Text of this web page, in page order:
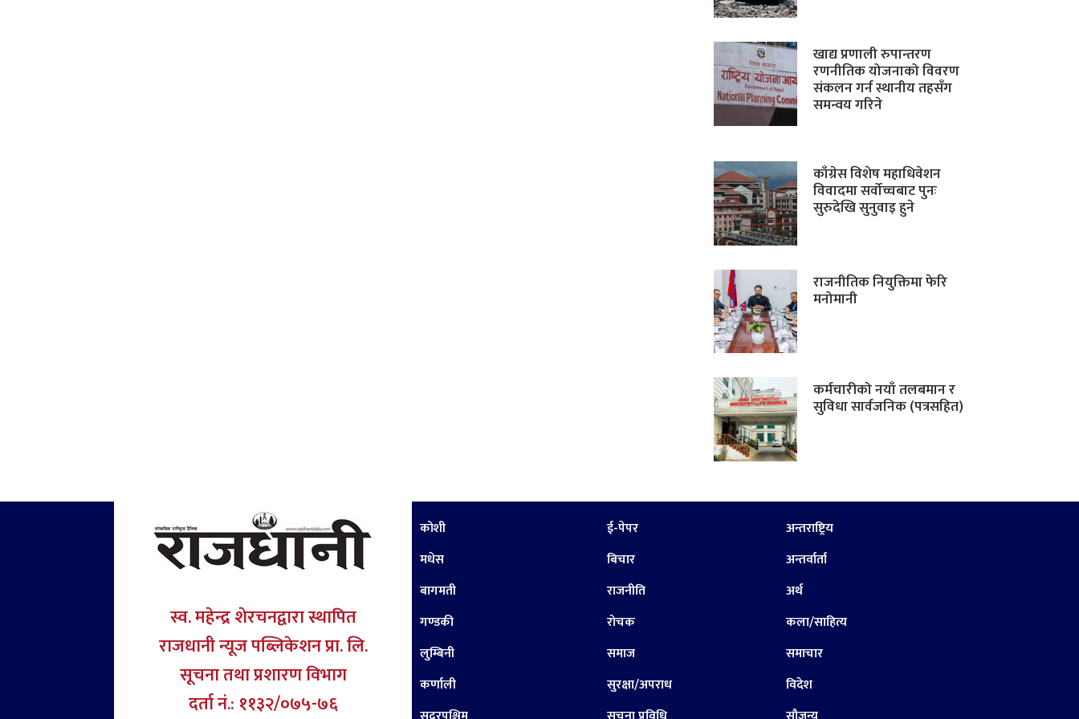
खाद्य प्रणाली रुपान्तरण
रणनीतिक योजनाको विवरण
संकलन गर्न स्थानीय तहसँग
समन्वय गरिने
काँग्रेस विशेष महाधिवेशन
विवादमा सर्वोच्चबाट पुनः
सुरुदेखि सुनुवाइ हुने
राजनीतिक नियुक्तिमा फेरि
मनोमानी
कर्मचारीको नयाँ तलबमान र
सुविधा सार्वजनिक (पत्रसहित)
स्व. महेन्द्र शेरचनद्वारा स्थापित
राजधानी न्यूज पब्लिकेशन प्रा. लि.
सूचना तथा प्रशारण विभाग
दर्ता नं.: ११३२/०७५-७६
कोशी
मधेस
बागमती
गण्डकी
लुम्बिनी
कर्णाली
ई-पेपर
बिचार
राजनीति
रोचक
समाज
सुरक्षा/अपराध
अन्तराष्ट्रिय
अन्तर्वार्ता
अर्थ
कला/साहित्य
समाचार
विदेश